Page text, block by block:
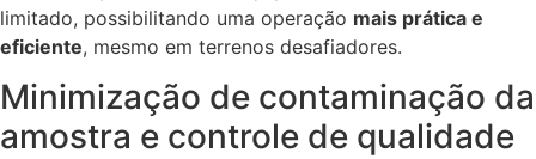
limitado, possibilitando uma operação mais prática e
eficiente, mesmo em terrenos desafiadores.
Minimização de contaminação da
amostra e controle de qualidade